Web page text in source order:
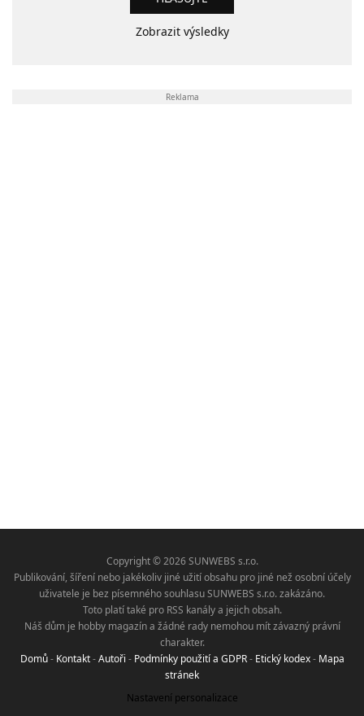
Zobrazit výsledky
Reklama
Copyright © 2026 SUNWEBS s.r.o.
Publikování, šíření nebo jakékoliv jiné užití obsahu pro jiné než osobní účely
uživatele je bez písemného souhlasu SUNWEBS s.r.o. zakázáno.
Toto platí také pro RSS kanály a jejich obsah.
Náš dům je hobby magazín a žádné rady nemohou mít závazný právní
charakter.
Domů- Kontakt-Autoři - Podmínky použití a GDPR- Etický kodex- Mapa
stránek
Nastavení personalizace